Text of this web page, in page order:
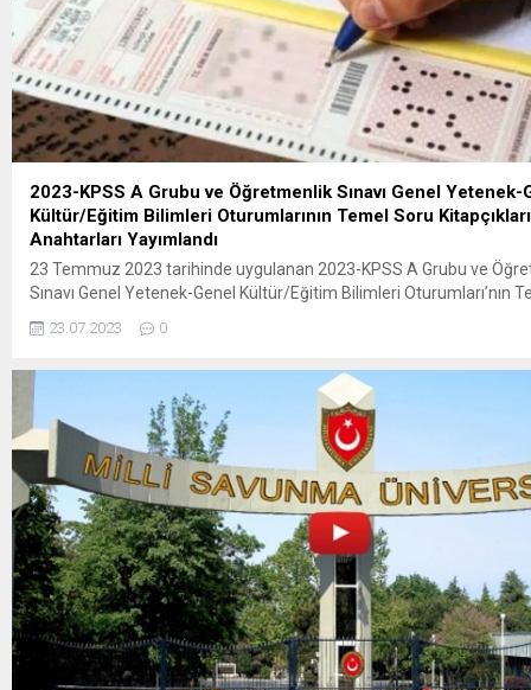
2023-KPSS A Grubu ve Öğretmenlik Sınavı Genel Yetenek-
Kültür/Eğitim Bilimleri Oturumlarının Temel Soru
Anahtarları Yayımlandı
23 Temmuz 2023 tarihinde uygulanan 2023-KPSS A Grubu ve
Sınavı Genel Yetenek-Genel Kültür/Eğitim Bilimleri Oturumları’nın
Sınava başvuran adaylar, Temel Soru Kitapçığı diziliminde verilen
ÖSYM’nin https://ais.osym.gov.tr adresinden T.C. kimlik numaraları
şifreleriyle 10 gün süreyle erişebilecektir. Temel Soru Kitapçığı’nın
süreci 2 Ağustos 2023 tarihi...
23.07.2023 0